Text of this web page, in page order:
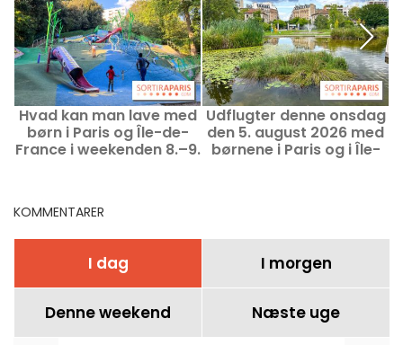
Hvad kan man lave med
børn i Paris og Île-de-
France i weekenden 8.–9.
Udflugter denne onsdag
den 5. august 2026 med
børnene i Paris og i Île-
KOMMENTARER
I dag I morgen
Denne weekend Næste uge